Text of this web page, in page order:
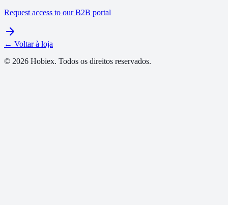
Request access to our B2B portal
← Voltar à loja
© 2026 Hobiex. Todos os direitos reservados.